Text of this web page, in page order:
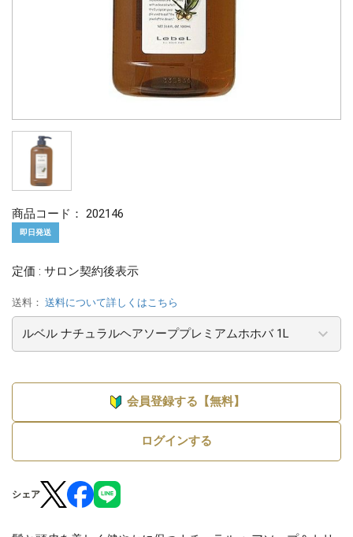
商品コード： 202146
即日発送
定価 : サロン契約後表示
送料： 送料について詳しくはこちら
会員登録する【無料】
ログインする
シェア